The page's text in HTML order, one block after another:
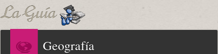
Geografía